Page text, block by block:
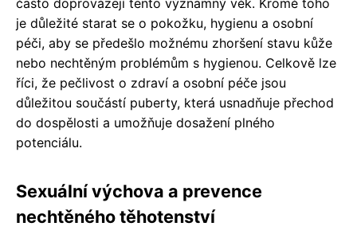
je důležité starat se o pokožku, hygienu a osobní
péči, aby se předešlo možnému zhoršení stavu kůže
nebo nechtěným problémům s hygienou. Celkově lze
říci, že pečlivost o zdraví a osobní péče jsou
důležitou součástí puberty, která usnadňuje přechod
do dospělosti a umožňuje dosažení plného
potenciálu.
Sexuální výchova a prevence
nechtěného těhotenství